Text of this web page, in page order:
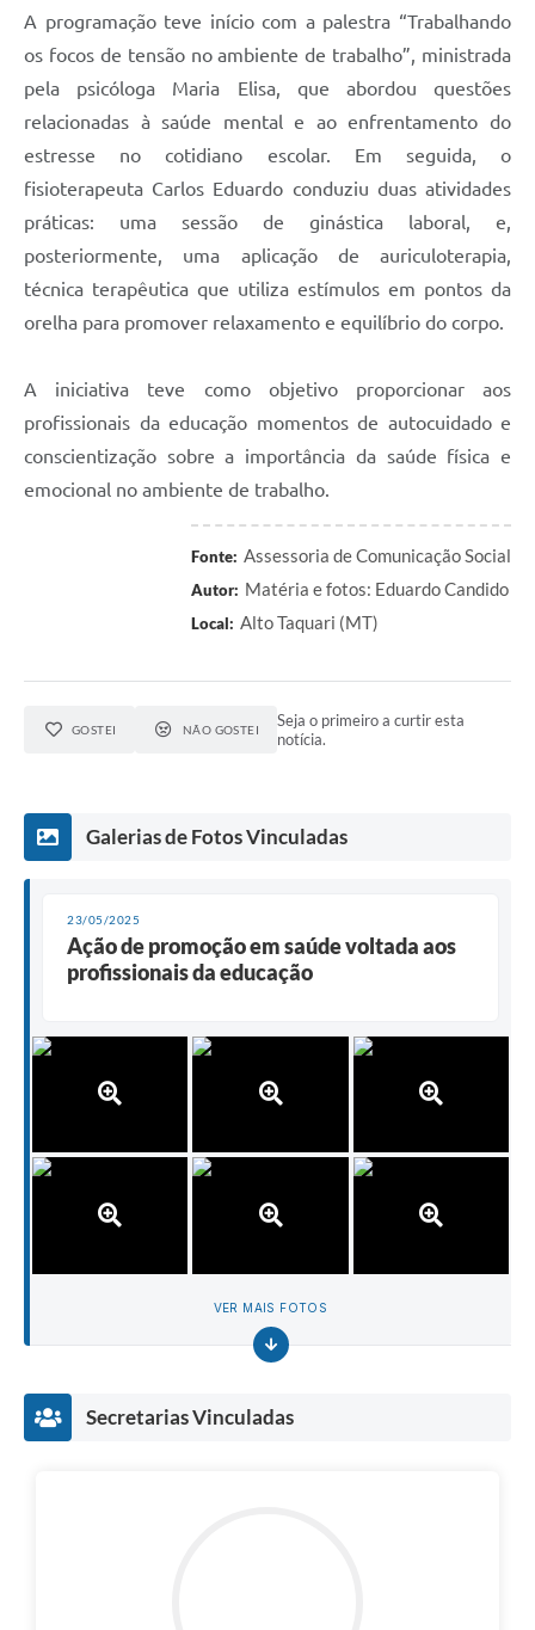
A programação teve início com a palestra “Trabalhando
os focos de tensão no ambiente de trabalho”, ministrada
pela psicóloga Maria Elisa, que abordou questões
relacionadas à saúde mental e ao enfrentamento do
estresse no cotidiano escolar. Em seguida, o
fisioterapeuta Carlos Eduardo conduziu duas atividades
práticas: uma sessão de ginástica laboral, e,
posteriormente, uma aplicação de auriculoterapia,
técnica terapêutica que utiliza estímulos em pontos da
orelha para promover relaxamento e equilíbrio do corpo.
A iniciativa teve como objetivo proporcionar aos
profissionais da educação momentos de autocuidado e
conscientização sobre a importância da saúde física e
emocional no ambiente de trabalho.
Fonte: Assessoria de Comunicação Social
Autor: Matéria e fotos: Eduardo Candido
Local: Alto Taquari (MT)
GOSTEI NÃO GOSTEI
Seja o primeiro a curtir esta
notícia.
Galerias de Fotos Vinculadas
23/05/2025
Ação de promoção em saúde voltada aos
profissionais da educação
VER MAIS FOTOS
Secretarias Vinculadas